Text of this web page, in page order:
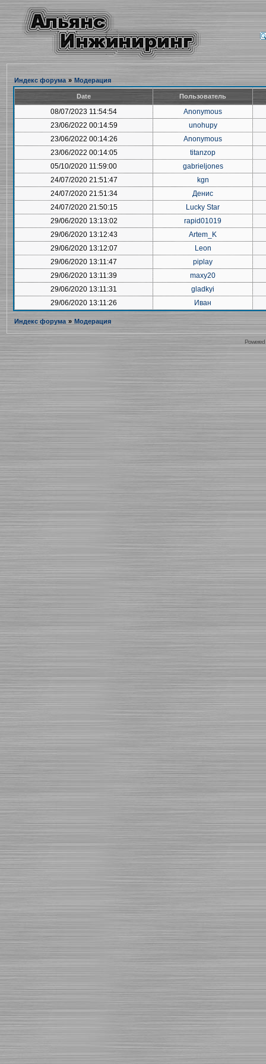
Индекс форума » Модерация
Date Пользователь
08/07/2023 11:54:54
Anonymous
23/06/2022 00:14:59
unohupy
23/06/2022 00:14:26
Anonymous
23/06/2022 00:14:05
titanzop
05/10/2020 11:59:00
gabrieljones
24/07/2020 21:51:47
kgn
24/07/2020 21:51:34
Денис
24/07/2020 21:50:15
Lucky Star
29/06/2020 13:13:02
rapid01019
29/06/2020 13:12:43
Artem_K
29/06/2020 13:12:07
Leon
29/06/2020 13:11:47
piplay
29/06/2020 13:11:39
maxy20
29/06/2020 13:11:31
gladkyi
29/06/2020 13:11:26
Иван
Индекс форума » Модерация